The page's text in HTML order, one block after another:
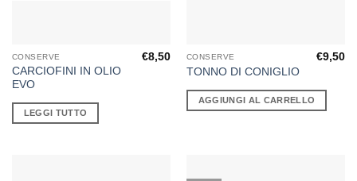
CONSERVE
CARCIOFINI IN OLIO
EVO
€8,50
LEGGI TUTTO
CONSERVE
TONNO DI CONIGLIO
€9,50
AGGIUNGI AL CARRELLO